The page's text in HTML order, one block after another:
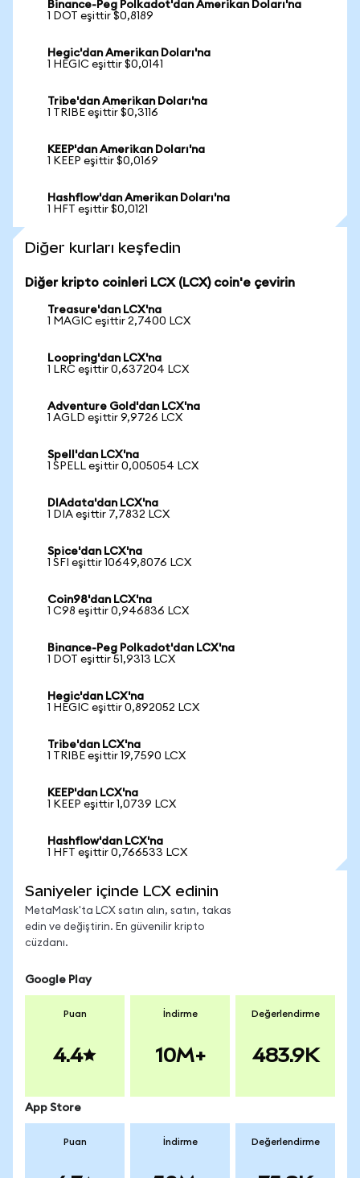
Binance-Peg Polkadot'dan Amerikan Doları'na
1 DOT eşittir $0,8189
Hegic'dan Amerikan Doları'na
1 HEGIC eşittir $0,0141
Tribe'dan Amerikan Doları'na
1 TRIBE eşittir $0,3116
KEEP'dan Amerikan Doları'na
1 KEEP eşittir $0,0169
Hashflow'dan Amerikan Doları'na
1 HFT eşittir $0,0121
Diğer kurları keşfedin
Diğer kripto coinleri LCX (LCX) coin'e çevirin
Treasure'dan LCX'na
1 MAGIC eşittir 2,7400 LCX
Loopring'dan LCX'na
1 LRC eşittir 0,637204 LCX
Adventure Gold'dan LCX'na
1 AGLD eşittir 9,9726 LCX
Spell'dan LCX'na
1 SPELL eşittir 0,005054 LCX
DIAdata'dan LCX'na
1 DIA eşittir 7,7832 LCX
Spice'dan LCX'na
1 SFI eşittir 10649,8076 LCX
Coin98'dan LCX'na
1 C98 eşittir 0,946836 LCX
Binance-Peg Polkadot'dan LCX'na
1 DOT eşittir 51,9313 LCX
Hegic'dan LCX'na
1 HEGIC eşittir 0,892052 LCX
Tribe'dan LCX'na
1 TRIBE eşittir 19,7590 LCX
KEEP'dan LCX'na
1 KEEP eşittir 1,0739 LCX
Hashflow'dan LCX'na
1 HFT eşittir 0,766533 LCX
Saniyeler içinde LCX edinin
MetaMask'ta LCX satın alın, satın, takas
edin ve değiştirin. En güvenilir kripto
cüzdanı.
Google Play
Puan
4.4
İndirme
10M+
Değerlendirme
483.9K
App Store
Puan İndirme Değerlendirme